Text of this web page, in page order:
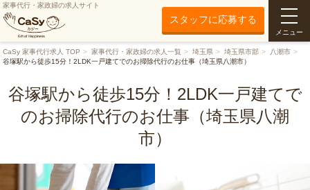
家事代行・家政婦の求人サイト
スタッフに応募する
メニュー
CaSy 家事代行求人 TOP 家事代行・家政婦の求人一覧 埼玉県 埼玉県市部
八潮市
谷塚駅から徒歩15分！2LDK一戸建てでのお掃除代行のお仕事（埼玉県八潮市）
谷塚駅から徒歩15分！2LDK一戸建てで
のお掃除代行のお仕事（埼玉県八潮
市）